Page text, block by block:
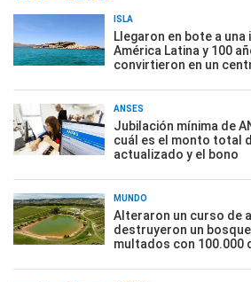
ISLA
Llegaron en bote a
América Latina y 100
convirtieron en un
ANSES
Jubilación mínima de
cuál es el monto total
actualizado y el bono
MUNDO
Alteraron un curso de
destruyeron un
multados con 100.000